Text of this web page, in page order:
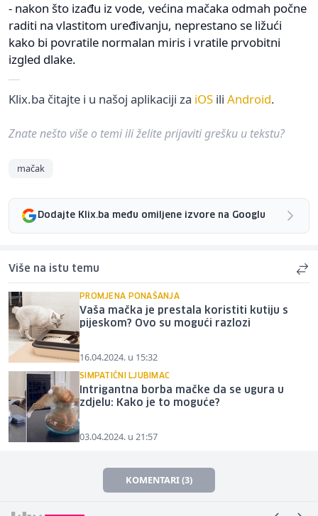
- nakon što izađu iz vode, većina mačaka odmah počne
raditi na vlastitom uređivanju, neprestano se ližući
kako bi povratile normalan miris i vratile prvobitni
izgled dlake.
Klix.ba čitajte i u našoj aplikaciji za iOS ili Android.
Znate nešto više o temi ili želite prijaviti grešku u tekstu?
mačak
Dodajte Klix.ba među omiljene izvore na Googlu
Više na istu temu
PROMJENA PONAŠANJA
Vaša mačka je prestala koristiti kutiju s
pijeskom? Ovo su mogući razlozi
16.04.2024. u 15:32
SIMPATIČNI LJUBIMAC
Intrigantna borba mačke da se ugura u
zdjelu: Kako je to moguće?
03.04.2024. u 21:57
KOMENTARI (3)